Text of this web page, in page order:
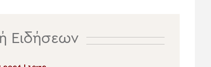
Ειδήσεων